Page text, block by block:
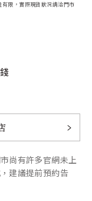
限，實際現貨狀況請洽門市
尚有許多官網未上
建議提前預約告